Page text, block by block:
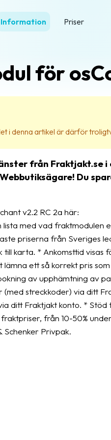
Information Priser
för
i denna artikel är därför
från Fraktjakt.se i
Du
v2.2 RC 2a här:
med vad fraktmodulen
priserna från Sveriges
till karta. * Ankomsttid visas
ett så korrekt pris
av upphämtning av
streckkoder) via ditt
ditt Fraktjakt konto. *
från 10-50%
Schenker Privpak.